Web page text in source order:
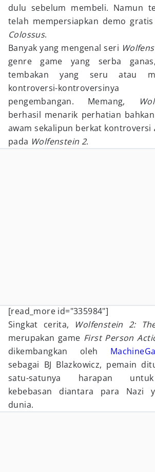
dulu sebelum membeli. Namun
telah mempersiapkan demo
Colossus.
Banyak yang mengenal seri
genre game yang serba
tembakan yang seru atau
kontroversi-
pengembangan. Memang,
berhasil menarik perhatian
awam sekalipun berkat kontroversi
pada Wolfenstein 2.
[read_more id="335984"]
Singkat cerita,
Wolfenstein 2:
merupakan game First Person
dikembangkan oleh
sebagai BJ Blazkowicz, pemain
satu-satunya harapan
kebebasan diantara para Nazi
dunia.